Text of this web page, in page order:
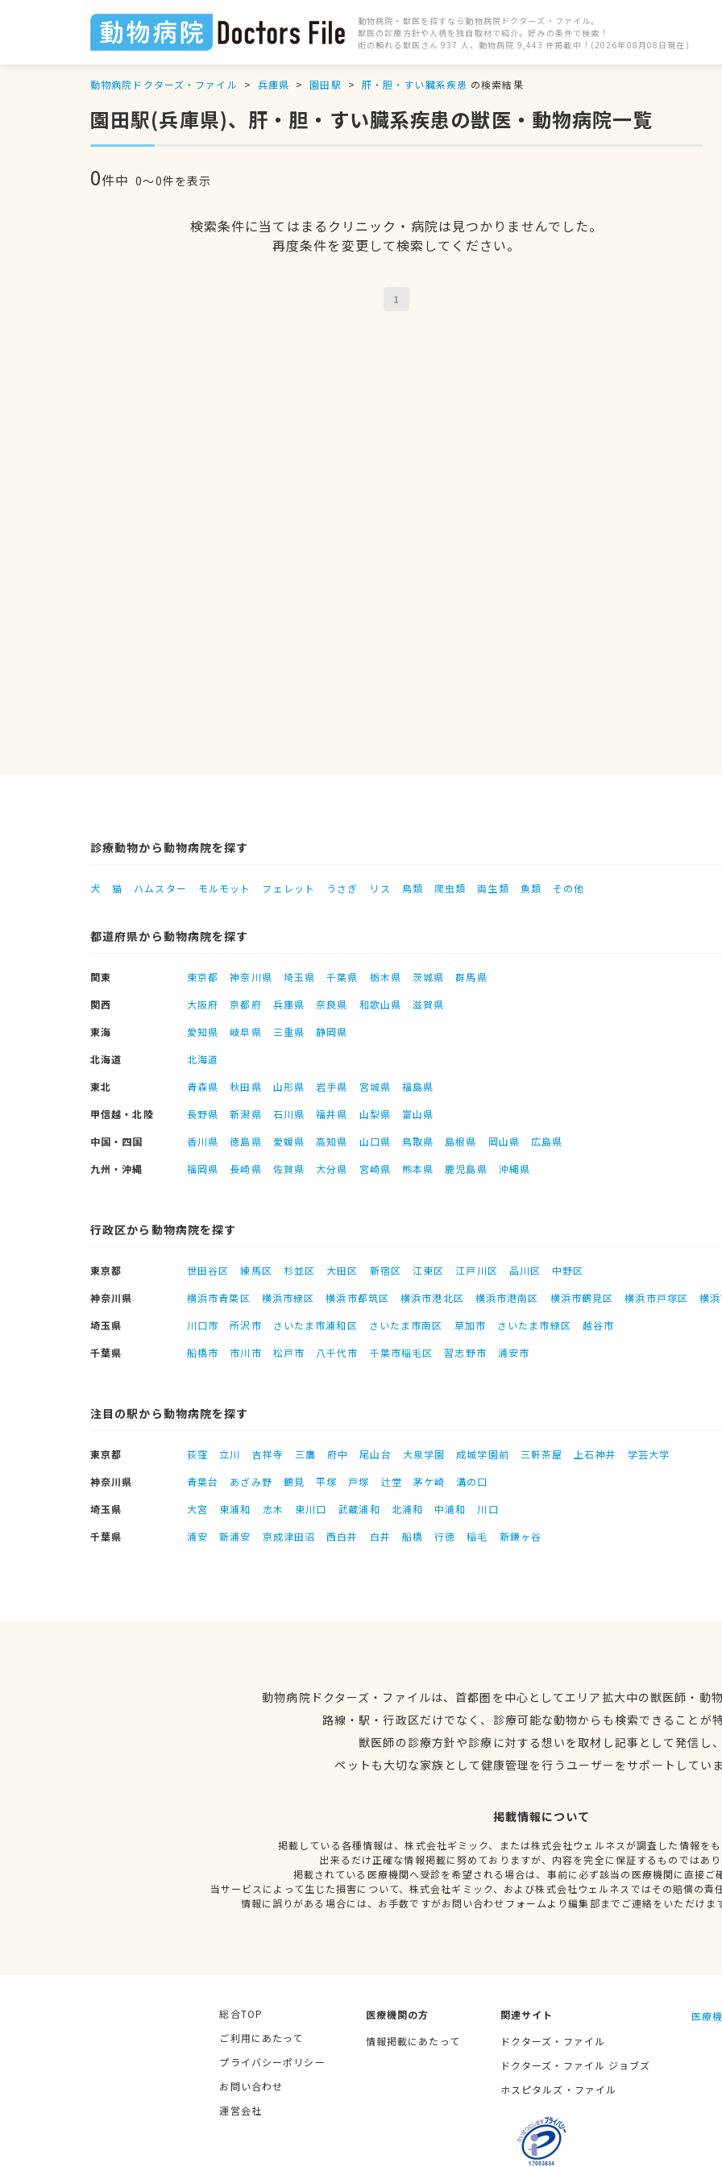
動物病院・獣医を探すなら動物病院ドクターズ・ファイル。
獣医の診療方針や人柄を独自取材で紹介。好みの条件で検索！
街の頼れる獣医さん 937 人、動物病院 9,443 件掲載中！(2026年08月08日現在)
動物病院ドクターズ・ファイル 兵庫県 園田駅 肝・胆・すい臓系疾患 の検索結果
園田駅(兵庫県)、肝・胆・すい臓系疾患の獣医・動物病院一覧
0件中 0〜0件を表示
検索条件に当てはまるクリニック・病院は見つかりませんでした。
再度条件を変更して検索してください。
1
診療動物から動物病院を探す
犬 猫 ハムスター モルモット フェレット うさぎ リス 鳥類 爬虫類 両生類 魚類 その他
都道府県から動物病院を探す
関東 東京都 神奈川県 埼玉県 千葉県 栃木県 茨城県
群馬県
関西
大阪府 京都府 兵庫県 奈良県 和歌山県
滋賀県
東海
愛知県 岐阜県 三重県
静岡県
北海道
北海道
東北
青森県 秋田県 山形県 岩手県 宮城県
福島県
甲信越・北陸
長野県 新潟県 石川県 福井県 山梨県
富山県
中国・四国
香川県 徳島県 愛媛県 高知県 山口県 鳥取県 島根県 岡山県
広島県
九州・沖縄
福岡県 長崎県 佐賀県 大分県 宮崎県 熊本県 鹿児島県 沖縄県
行政区から動物病院を探す
東京都 世田谷区 練馬区 杉並区 大田区 新宿区 江東区 江戸川区 品川区
中野区
神奈川県
横浜市青葉区 横浜市緑区 横浜市都筑区 横浜市港北区 横浜市港南区 横浜市鶴見区 横浜市戸塚区
横
埼玉県
川口市 所沢市 さいたま市浦和区 さいたま市南区 草加市 さいたま市緑区
越谷市
千葉県
船橋市 市川市 松戸市 八千代市 千葉市稲毛区 習志野市 浦安市
注目の駅から動物病院を探す
東京都 荻窪 立川 吉祥寺 三鷹 府中 尾山台 大泉学園 成城学園前 三軒茶屋 上石神井
学芸大学
神奈川県
青葉台 あざみ野 鶴見 平塚 戸塚 辻堂 茅ケ崎
溝の口
埼玉県
大宮 東浦和 志木 東川口 武蔵浦和 北浦和 中浦和
川口
千葉県
浦安 新浦安 京成津田沼 西白井 白井 船橋 行徳 稲毛 新鎌ヶ谷
動物病院ドクターズ・ファイルは、首都圏を中心としてエリア拡大中の獣医師・動
路線・駅・行政区だけでなく、診療可能な動物からも検索できることが
獣医師の診療方針や診療に対する想いを取材し記事として発信し
ペットも大切な家族として健康管理を行うユーザーをサポートしてい
掲載情報について
掲載している各種情報は、株式会社ギミック、または株式会社ウェルネスが調査した情報を
出来るだけ正確な情報掲載に努めておりますが、内容を完全に保証するものではあ
掲載されている医療機関へ受診を希望される場合は、事前に必ず該当の医療機関に直接ご
当サービスによって生じた損害について、株式会社ギミック、および株式会社ウェルネスではその賠償の責
情報に誤りがある場合には、お手数ですがお問い合わせフォームより編集部までご連絡をいただけま
総合TOP
ご利用にあたって
プライバシーポリシー
お問い合わせ
運営会社
医療機関の方
情報掲載にあたって
関連サイト
ドクターズ・ファイル
ドクターズ・ファイル ジョブズ
ホスピタルズ・ファイル
医療